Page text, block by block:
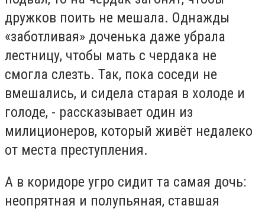
дружков поить не мешала. Однажды
«заботливая» доченька даже убрала
лестницу, чтобы мать с чердака не
смогла слезть. Так, пока соседи не
вмешались, и сидела старая в холоде и
голоде, - рассказывает один из
милиционеров, который живёт недалеко
от места преступления.
А в коридоре угро сидит та самая дочь:
неопрятная и полупьяная, ставшая